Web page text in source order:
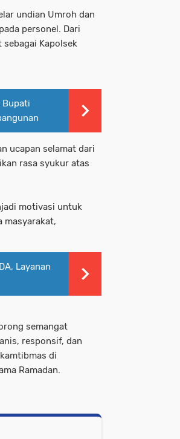
undian Umroh dan
personel. Dari
Kapolsek
Bupati
ucapan selamat dari
rasa syukur atas
motivasi untuk
masyarakat,
Layanan
semangat
responsif, dan
di
Ramadan.